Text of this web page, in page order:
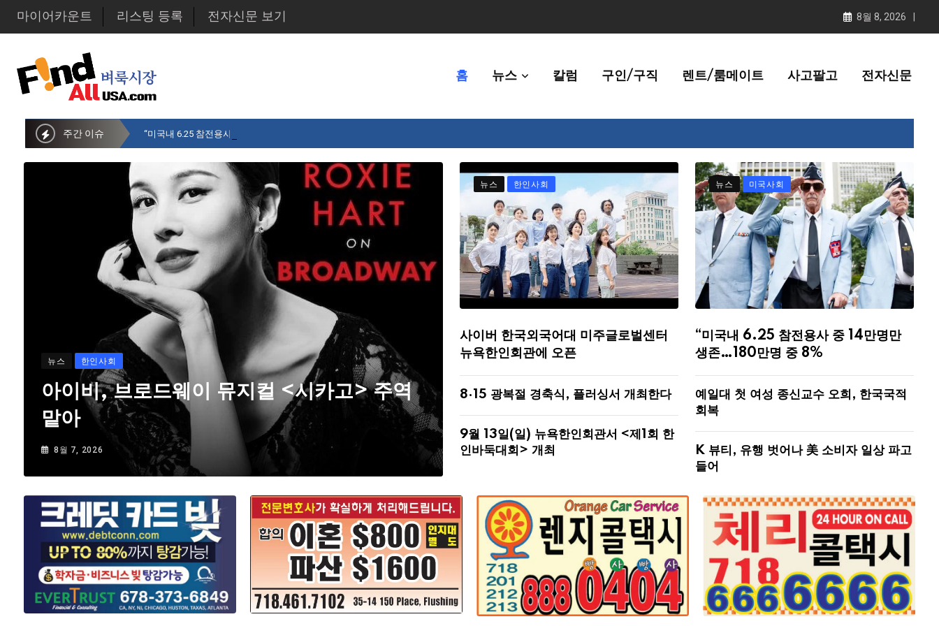
마이어카운트 리스팅 등록 전자신문 보기 8월 8, 2026
홈 뉴스 칼럼 구인/구직 렌트/룸메이트 사고팔고 전자신문
주간 이슈 “미국내 6.25 참전용사 중 14만명만 생존…180만명 중 8% 수준
뉴스 한인사회
아이비, 브로드웨이 뮤지컬 <시카고> 주역
맡아
8월 7, 2026
뉴스 한인사회
사이버 한국외국어대 미주글로벌센터
뉴욕한인회관에 오픈
8·15 광복절 경축식, 플러싱서 개최한다
9월 13일(일) 뉴욕한인회관서 <제1회 한
인바둑대회> 개최
뉴스 미국사회
“미국내 6.25 참전용사 중 14만명만
생존…180만명 중 8%
예일대 첫 여성 종신교수 오희, 한국국적
회복
K 뷰티, 유행 벗어나 美 소비자 일상 파고
들어